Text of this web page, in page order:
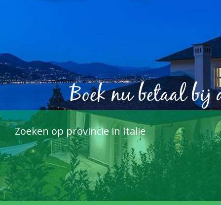
Zoeken op provincie in Italie
Boek nu betaal bij